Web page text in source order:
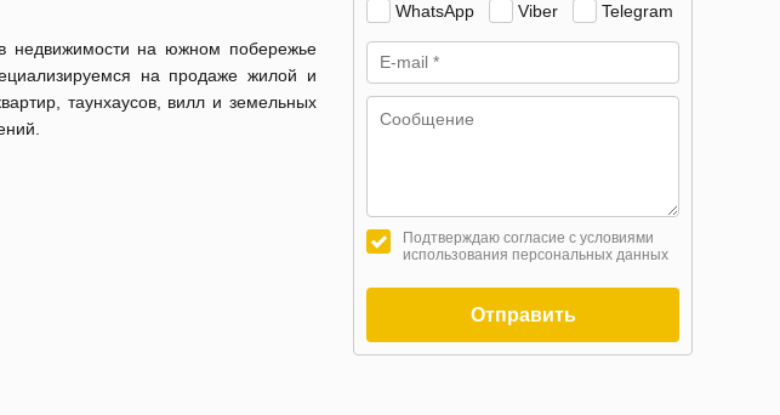
недвижимости на южном побережье
на продаже жилой и
таунхаусов, вилл и земельных
WhatsApp Viber Telegram
Подтверждаю согласие с условиями
использования персональных данных
Отправить